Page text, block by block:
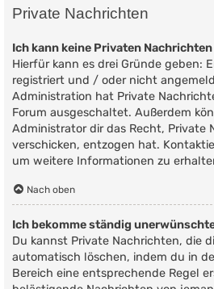
Private Nachrichten
Ich kann keine Privaten
Hierfür kann es drei Gründe geben:
registriert und / oder nicht
Administration hat Private
Forum ausgeschaltet. Außerdem
Administrator dir das Recht, Private
verschicken, entzogen hat.
um weitere Informationen zu
Nach oben
Ich bekomme ständig
Du kannst Private Nachrichten, die
automatisch löschen, indem du in
Bereich eine entsprechende Regel